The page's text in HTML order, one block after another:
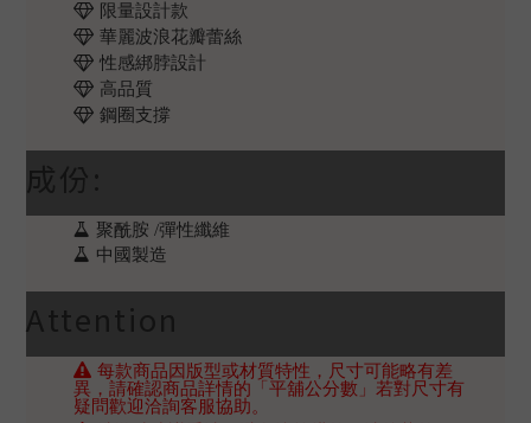
限量設計款
華麗波浪花瓣蕾絲
性感綁脖設計
高品質
鋼圈支撐
成份:
聚酰胺 /彈性纖維
中國製造
Attention
每款商品因版型或材質特性，尺寸可能略有差
異，請確認商品詳情的「平舖公分數」若對尺寸有
疑問歡迎洽詢客服協助。